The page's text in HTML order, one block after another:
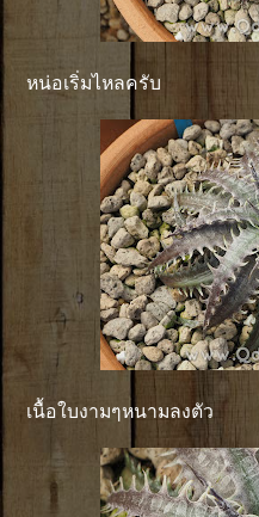
หน่อเริ่มไหลครับ
เนื้อใบงามๆหนามลงตัว